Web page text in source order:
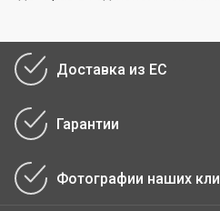
Доставка из ЕС
Гарантии
Фотографии наших